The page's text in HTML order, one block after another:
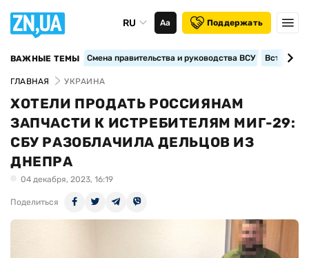
RU Аа Поддержать
ВАЖНЫЕ ТЕМЫ Смена правительства и руководства ВСУ
ГЛАВНАЯ УКРАИНА
ХОТЕЛИ ПРОДАТЬ РОССИЯНАМ
ЗАПЧАСТИ К ИСТРЕБИТЕЛЯМ МИГ-29:
СБУ РАЗОБЛАЧИЛА ДЕЛЬЦОВ ИЗ
ДНЕПРА
04 декабря, 2023, 16:19
Поделиться